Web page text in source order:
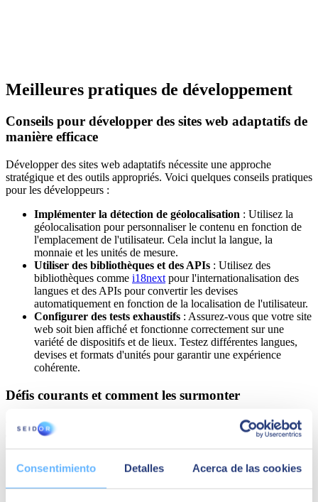
Consentimiento Detalles Acerca de las cookies
Meilleures pratiques de développement
Conseils pour développer des sites web adaptatifs de
manière efficace
Développer des sites web adaptatifs nécessite une approche
stratégique et des outils appropriés. Voici quelques conseils pratiques
pour les développeurs :
Implémenter la détection de géolocalisation : Utilisez la
géolocalisation pour personnaliser le contenu en fonction de
l'emplacement de l'utilisateur. Cela inclut la langue, la
monnaie et les unités de mesure.
Utiliser des bibliothèques et des APIs : Utilisez des
bibliothèques comme i18next pour l'internationalisation des
langues et des APIs pour convertir les devises
automatiquement en fonction de la localisation de l'utilisateur.
Configurer des tests exhaustifs : Assurez-vous que votre site
web soit bien affiché et fonctionne correctement sur une
variété de dispositifs et de lieux. Testez différentes langues,
devises et formats d'unités pour garantir une expérience
cohérente.
Défis courants et comment les surmonter
Créer des sites web adaptatifs peut présenter plusieurs défis. Voici
quelques problèmes courants et comment les résoudre :
cohérence peut être compliqué. Utilisez des outils de gestion
des traductions comme